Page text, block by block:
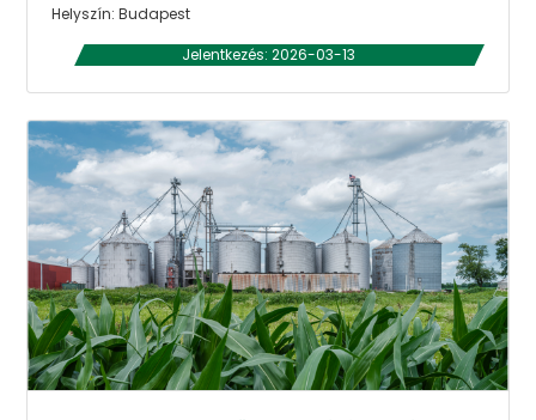
Helyszín: Budapest
Jelentkezés: 2026-03-13